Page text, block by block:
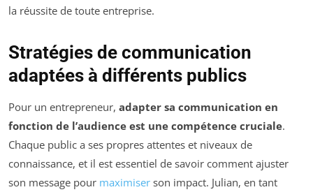
la réussite de toute entreprise.
Stratégies de communication
adaptées à différents publics
Pour un entrepreneur, adapter sa communication en
fonction de l’audience est une compétence cruciale.
Chaque public a ses propres attentes et niveaux de
connaissance, et il est essentiel de savoir comment ajuster
son message pour maximiser son impact. Julian, en tant